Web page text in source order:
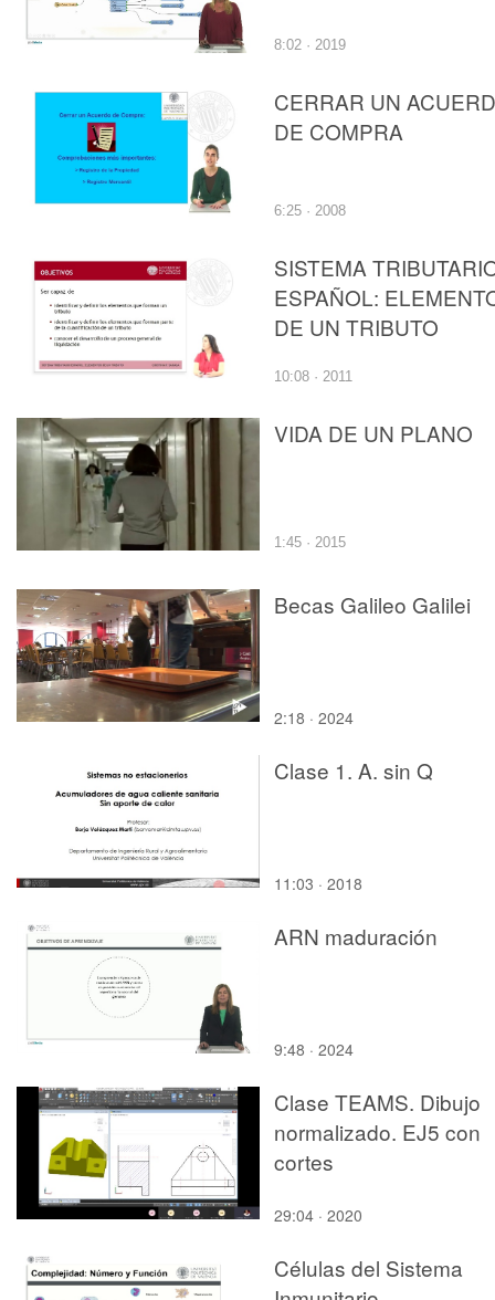
8:02 · 2019
CERRAR UN
DE COMPRA
6:25 · 2008
SISTEMA
ESPAÑOL:
DE UN TRIBUTO
10:08 · 2011
VIDA DE UN PLANO
1:45 · 2015
Becas Galileo Galilei
2:18 · 2024
Clase 1. A. sin Q
11:03 · 2018
ARN maduración
9:48 · 2024
Clase TEAMS. Dibujo
normalizado. EJ5 con
cortes
29:04 · 2020
Células del Sistema